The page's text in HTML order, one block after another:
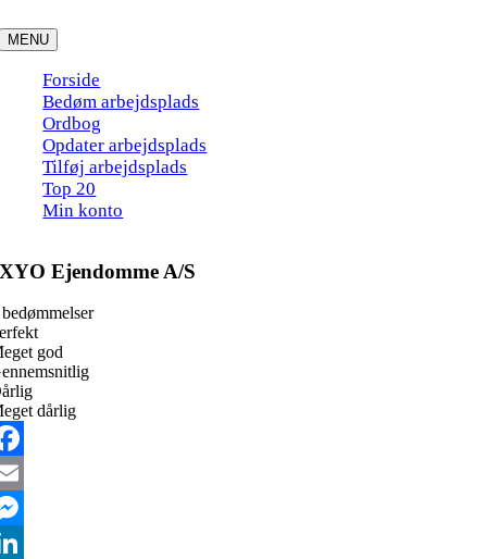
to
content
MENU
Forside
Bedøm arbejdsplads
Ordbog
Opdater arbejdsplads
Tilføj arbejdsplads
Top 20
Min konto
XYO Ejendomme A/S
god
dårlig